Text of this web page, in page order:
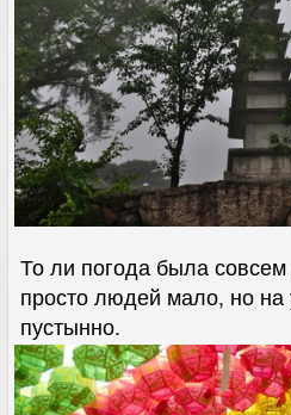
То ли погода была совсем
просто людей мало, но
пустынно.